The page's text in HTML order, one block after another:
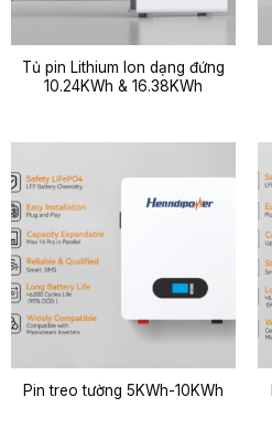
Tủ pin Lithium Ion dạng đứng
10.24KWh & 16.38KWh
Pin treo tường 5KWh-10KWh